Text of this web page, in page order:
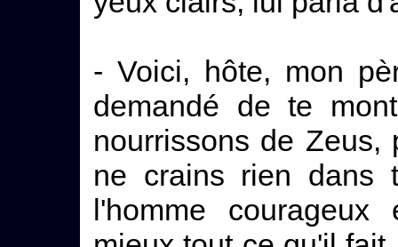
- Voici, hôte, mon
demandé de te
nourrissons de Zeus,
ne crains rien dans
l'homme